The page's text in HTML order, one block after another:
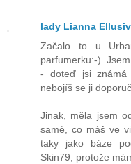
lady Lianna
Začalo to u
parfumerku:-).
- doteď jsi známá
nebojíš se ji
Jinak, měla jsem
samé, co máš ve
taky jako báze
Skin79, protože